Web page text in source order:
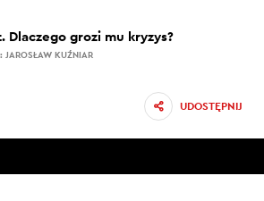
Dlaczego grozi mu kryzys?
JAROSŁAW KUŹNIAR
UDOSTĘPNIJ